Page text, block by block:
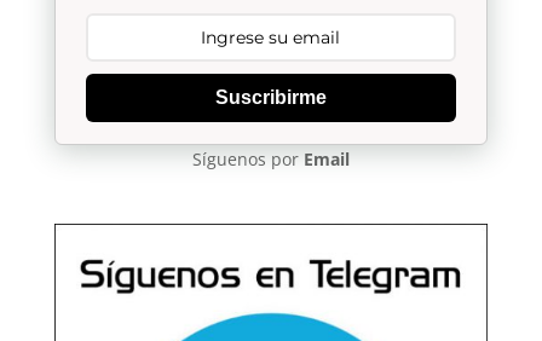
Suscribirme
Síguenos por Email